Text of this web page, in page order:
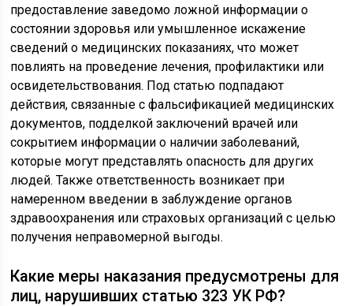
предоставление заведомо ложной информации о
состоянии здоровья или умышленное искажение
сведений о медицинских показаниях, что может
повлиять на проведение лечения, профилактики или
освидетельствования. Под статью подпадают
действия, связанные с фальсификацией медицинских
документов, подделкой заключений врачей или
сокрытием информации о наличии заболеваний,
которые могут представлять опасность для других
людей. Также ответственность возникает при
намеренном введении в заблуждение органов
здравоохранения или страховых организаций с целью
получения неправомерной выгоды.
Какие меры наказания предусмотрены для
лиц, нарушивших статью 323 УК РФ?